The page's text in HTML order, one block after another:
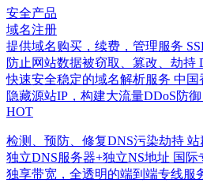
安全产品
域名注册
提供域名购买，续费，管理服务
防止网站数据被窃取、篡改、劫持
快速安全稳定的域名解析服务 中国
隐藏源站IP，构建大流量DDoS防御
HOT
检测、预防、修复DNS污染劫持 站
独立DNS服务器+独立NS地址 国际
独享带宽，全透明的端到端专线服